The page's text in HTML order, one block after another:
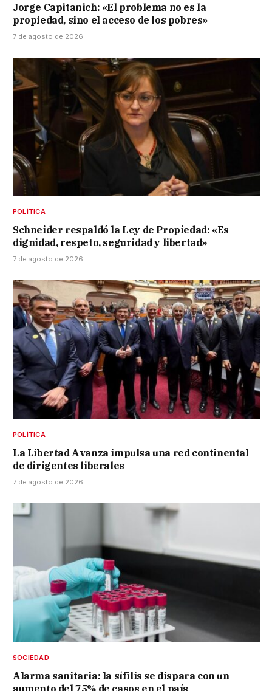
Jorge Capitanich: «El problema no es la
propiedad, sino el acceso de los pobres»
7 de agosto de 2026
POLÍTICA
Schneider respaldó la Ley de Propiedad: «Es
dignidad, respeto, seguridad y libertad»
7 de agosto de 2026
POLÍTICA
La Libertad Avanza impulsa una red continental
de dirigentes liberales
7 de agosto de 2026
SOCIEDAD
Alarma sanitaria: la sífilis se dispara con un